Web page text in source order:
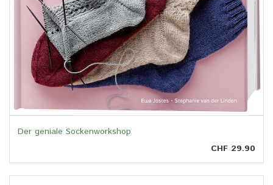
Der geniale Sockenworkshop
CHF 29.90